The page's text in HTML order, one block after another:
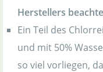
Herstellers
Ein Teil des
und mit 50%
so viel vorliegen,